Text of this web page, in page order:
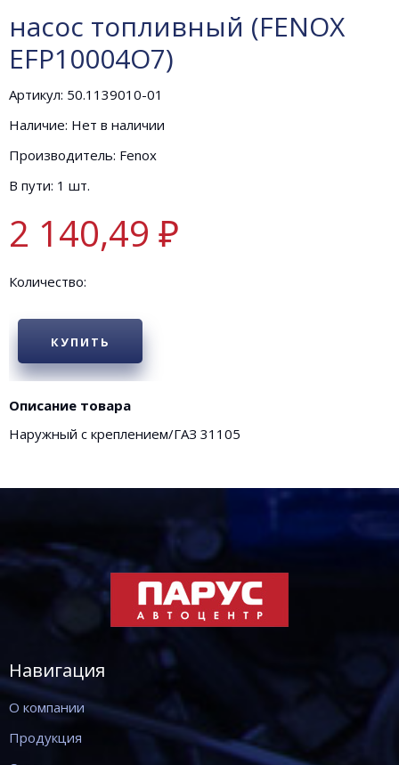
насос топливный (FENOX
EFP10004O7)
Артикул: 50.1139010-01
Наличие: Нет в наличии
Производитель: Fenox
В пути: 1 шт.
2 140,49 ₽
Количество:
КУПИТЬ
Описание товара
Наружный с креплением/ГАЗ 31105
Навигация
О компании
Продукция